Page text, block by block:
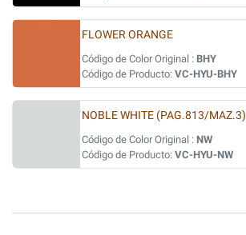
FLOWER ORANGE
Código de Color Original : BHY
Código de Producto: VC-HYU-BHY
NOBLE WHITE (PAG.813/MAZ.3)
Código de Color Original : NW
Código de Producto: VC-HYU-NW